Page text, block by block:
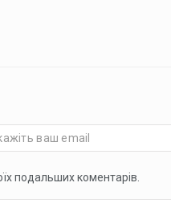
подальших коментарів.